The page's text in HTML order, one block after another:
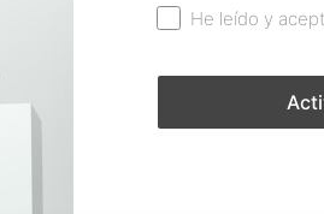
He leído y